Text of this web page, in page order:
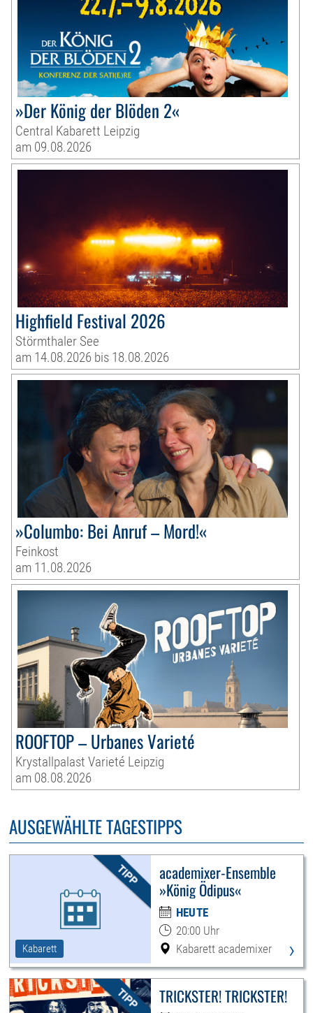
»Der König der Blöden 2«
Central Kabarett Leipzig
am 09.08.2026
Highfield Festival 2026
Störmthaler See
am 14.08.2026 bis 18.08.2026
»Columbo: Bei Anruf – Mord!«
Feinkost
am 11.08.2026
ROOFTOP – Urbanes Varieté
Krystallpalast Varieté Leipzig
am 08.08.2026
AUSGEWÄHLTE TAGESTIPPS
Kabarett
academixer-Ensemble
»König Ödipus«
HEUTE
20:00 Uhr
Kabarett academixer
›
TRICKSTER! TRICKSTER!